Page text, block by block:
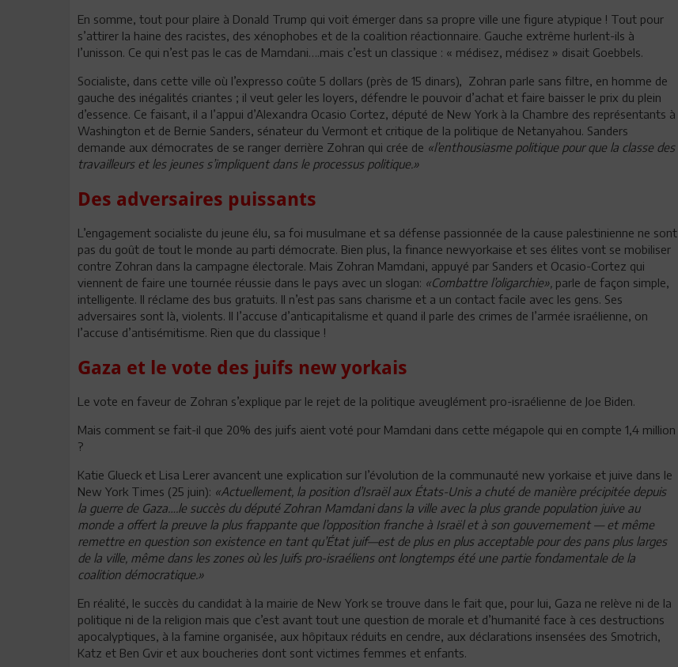
En somme, tout pour plaire à Donald Trump qui voit émerger dans sa propre ville une figure atypique ! Tout pour
s’attirer la haine des racistes, des xénophobes et de la coalition réactionnaire. Gauche extrême hurlent-ils à
l’unisson. Ce qui n’est pas le cas de Mamdani….mais c’est un classique : « médisez, médisez » disait Goebbels.
Socialiste, dans cette ville où l’expresso coûte 5 dollars (près de 15 dinars), Zohran parle sans filtre, en homme de
gauche des inégalités criantes ; il veut geler les loyers, défendre le pouvoir d’achat et faire baisser le prix du plein
d’essence. Ce faisant, il a l’appui d’Alexandra Ocasio Cortez, député de New York à la Chambre des représentants à
Washington et de Bernie Sanders, sénateur du Vermont et critique de la politique de Netanyahou. Sanders
demande aux démocrates de se ranger derrière Zohran qui crée de «l’enthousiasme politique pour que la classe des
travailleurs et les jeunes s’impliquent dans le processus politique.»
Des adversaires puissants
L’engagement socialiste du jeune élu, sa foi musulmane et sa défense passionnée de la cause palestinienne ne sont
pas du goût de tout le monde au parti démocrate. Bien plus, la finance newyorkaise et ses élites vont se mobiliser
contre Zohran dans la campagne électorale. Mais Zohran Mamdani, appuyé par Sanders et Ocasio-Cortez qui
viennent de faire une tournée réussie dans le pays avec un slogan: «Combattre l’oligarchie», parle de façon simple,
intelligente. Il réclame des bus gratuits. Il n’est pas sans charisme et a un contact facile avec les gens. Ses
adversaires sont là, violents. Il l’accuse d’anticapitalisme et quand il parle des crimes de l’armée israélienne, on
l’accuse d’antisémitisme. Rien que du classique !
Gaza et le vote des juifs new yorkais
Le vote en faveur de Zohran s’explique par le rejet de la politique aveuglément pro-israélienne de Joe Biden.
Mais comment se fait-il que 20% des juifs aient voté pour Mamdani dans cette mégapole qui en compte 1,4 million
?
Katie Glueck et Lisa Lerer avancent une explication sur l’évolution de la communauté new yorkaise et juive dans le
New York Times (25 juin): «Actuellement, la position d’Israël aux États-Unis a chuté de manière précipitée depuis
la guerre de Gaza….le succès du député Zohran Mamdani dans la ville avec la plus grande population juive au
monde a offert la preuve la plus frappante que l’opposition franche à Israël et à son gouvernement — et même
remettre en question son existence en tant qu’État juif—est de plus en plus acceptable pour des pans plus larges
de la ville, même dans les zones où les Juifs pro-israéliens ont longtemps été une partie fondamentale de la
coalition démocratique.»
En réalité, le succès du candidat à la mairie de New York se trouve dans le fait que, pour lui, Gaza ne relève ni de la
politique ni de la religion mais que c’est avant tout une question de morale et d’humanité face à ces destructions
apocalyptiques, à la famine organisée, aux hôpitaux réduits en cendre, aux déclarations insensées des Smotrich,
Katz et Ben Gvir et aux boucheries dont sont victimes femmes et enfants.